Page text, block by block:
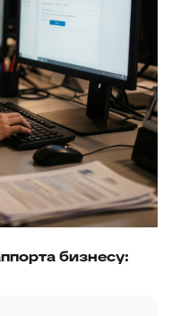
бизнесу: